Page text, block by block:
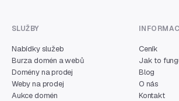
SLUŽBY
Nabídky služeb
Burza domén a webů
Domény na prodej
Weby na prodej
Aukce domén
Ceník
Jak to
Blog
O nás
Kontakt